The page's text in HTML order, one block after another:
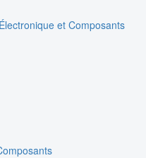
Électronique et Composants